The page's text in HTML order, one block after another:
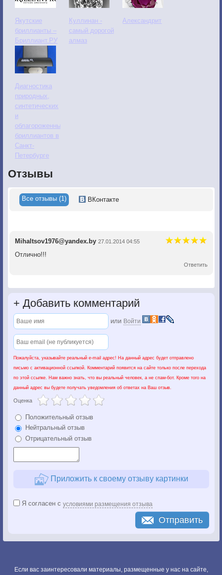
Якутские
бриллианты –
Бриллиант.РУ
Куллинан -
самый дорогой
алмаз
Александрит
Диагностика
природных,
синтетических
и
облагороженных
бриллиантов в
Санкт-
Петербурге
Отзывы
Все отзывы (1) ВКонтакте
Mihaltsov1976@yandex.by 27.01.2014 04:55
Отлично!!!
Ответить
+ Добавить комментарий
или Войти
Пожалуйста, указывайте реальный e-mail адрес! На данный адрес будет отправлено
письмо с активационной ссылкой. Комментарий появится на сайте только после перехода
по этой ссылке. Нам важно знать, что вы реальный человек, а не спам-бот. Кроме того на
данный адрес вы будете получать уведомления об ответах на Ваш отзыв.
Оценка
Положительный отзыв
Нейтральный отзыв
Отрицательный отзыв
Приложить к своему отзыву картинки
Я согласен с условиями размещения отзыва
Отправить
Если вас заинтересовали материалы, размещенные у нас на сайте,